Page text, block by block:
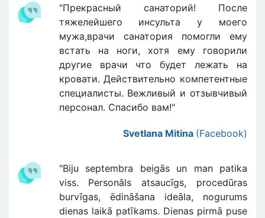
"Прекрасный санаторий! После
тяжелейшего инсульта у моего
мужа,врачи санатория помогли ему
встать на ноги, хотя ему говорили
другие врачи что будет лежать на
кровати. Действительно компетентные
специалисты. Вежливый и отзывчивый
персонал. Спасибо вам!"
Svetlana Mitina (Facebook)
"Biju septembra beigās un man patika
viss. Personāls atsaucīgs, procedūras
burvīgas, ēdināšana ideāla, nogurums
dienas laikā patīkams. Dienas pirmā puse